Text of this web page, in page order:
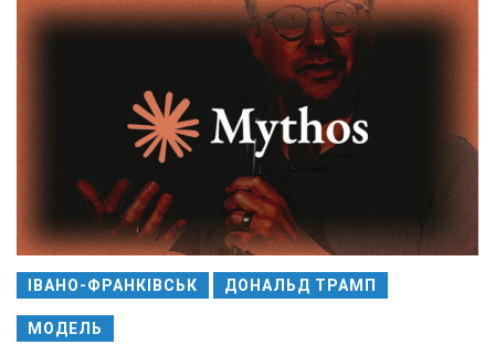
ІВАНО-ФРАНКІВСЬК ДОНАЛЬД ТРАМП
МОДЕЛЬ